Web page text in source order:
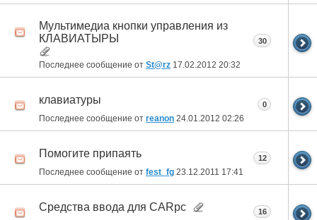
Мультимедиа кнопки управления из
КЛАВИАТЫРЫ
Последнее сообщение от St@rz 17.02.2012 20:32
30
клавиатуры
Последнее сообщение от reanon 24.01.2012 02:26
0
Помогите припаять
Последнее сообщение от fest_fg 23.12.2011 17:41
12
Средства ввода для CARpc 16